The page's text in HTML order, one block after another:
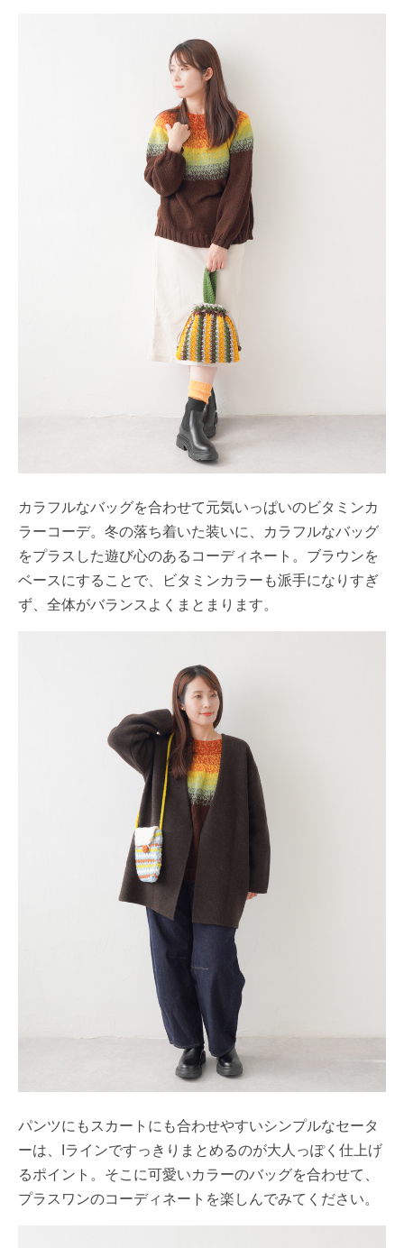
カラフルなバッグを合わせて元気いっぱいのビタミンカ
ラーコーデ。冬の落ち着いた装いに、カラフルなバッグ
をプラスした遊び心のあるコーディネート。ブラウンを
ベースにすることで、ビタミンカラーも派手になりすぎ
ず、全体がバランスよくまとまります。
パンツにもスカートにも合わせやすいシンプルなセータ
ーは、Iラインですっきりまとめるのが大人っぽく仕上げ
るポイント。そこに可愛いカラーのバッグを合わせて、
プラスワンのコーディネートを楽しんでみてください。